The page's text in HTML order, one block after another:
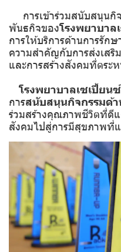
การเข้าร่วมสนับสนุนกิ
พันธกิจของโรงพยาบาล
การให้บริการด้านการรั
ความสำคัญกับการส่งเส
และการสร้างสังคมที่ตระ
โรงพยาบาลเซเปี้ยนซ์
การสนับสนุนกิจกรรมด้
ร่วมสร้างคุณภาพชีวิตที่ดี
สังคมไปสู่การมีสุขภาพที่